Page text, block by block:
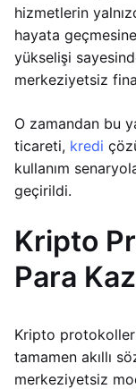
hizmetlerin
hayata
yükselişi
merkeziyetsiz
O zamandan bu
ticareti, kredi
kullanım
geçirildi.
Kripto
Para
Kripto
tamamen akıllı
merkeziyetsiz